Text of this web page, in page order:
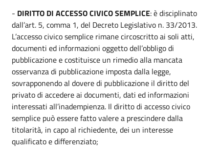
- DIRITTO DI ACCESSO CIVICO SEMPLICE: è disciplinato
dall’art. 5, comma 1, del Decreto Legislativo n. 33/2013.
L’accesso civico semplice rimane circoscritto ai soli atti,
documenti ed informazioni oggetto dell’obbligo di
pubblicazione e costituisce un rimedio alla mancata
osservanza di pubblicazione imposta dalla legge,
sovrapponendo al dovere di pubblicazione il diritto del
privato di accedere ai documenti, dati ed informazioni
interessati all’inadempienza. Il diritto di accesso civico
semplice può essere fatto valere a prescindere dalla
titolarità, in capo al richiedente, dei un interesse
qualificato e differenziato;